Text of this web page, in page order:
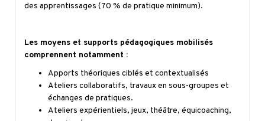
des apprentissages (70 % de pratique minimum).
Les moyens et supports pédagogiques mobilisés
comprennent notamment :
Apports théoriques ciblés et contextualisés
Ateliers collaboratifs, travaux en sous-groupes et
échanges de pratiques.
Ateliers expérientiels, jeux, théâtre, équicoaching,